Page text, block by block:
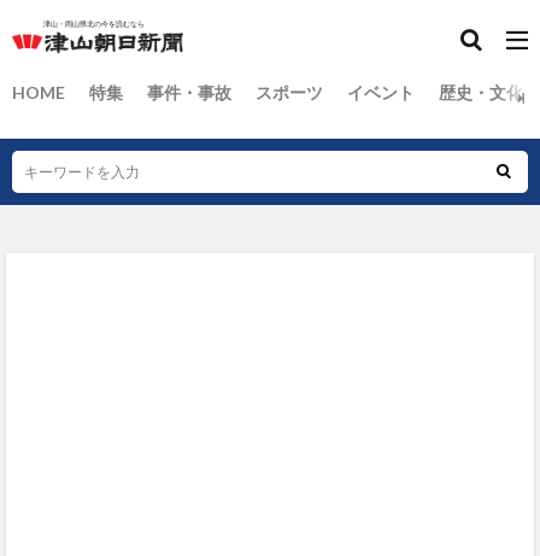
HOME 特集 事件・事故 スポーツ イベント 歴史・文化